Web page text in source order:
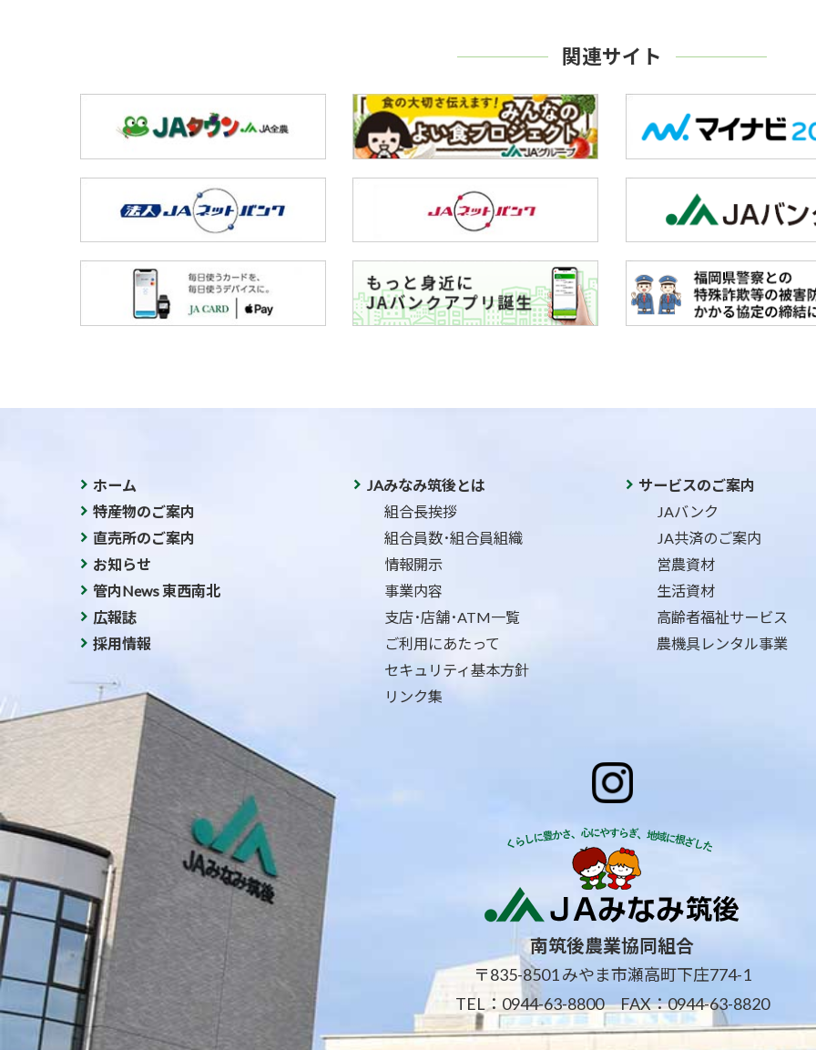
関連サイト
ホーム
特産物のご案内
直売所のご案内
お知らせ
管内News 東西南北
広報誌
採用情報
JAみなみ筑後とは
組合長挨拶
組合員数･組合員組織
情報開示
事業内容
支店･店舗･ATM一覧
ご利用にあたって
セキュリティ基本方針
リンク集
サービスのご案内
JAバンク
JA共済のご案内
営農資材
生活資材
高齢者福祉サービス
農機具レンタル事業
南筑後農業協同組合
〒835-8501 みやま市瀬高町下庄774-1
TEL： 0944-63-8800 FAX：0944-63-8820